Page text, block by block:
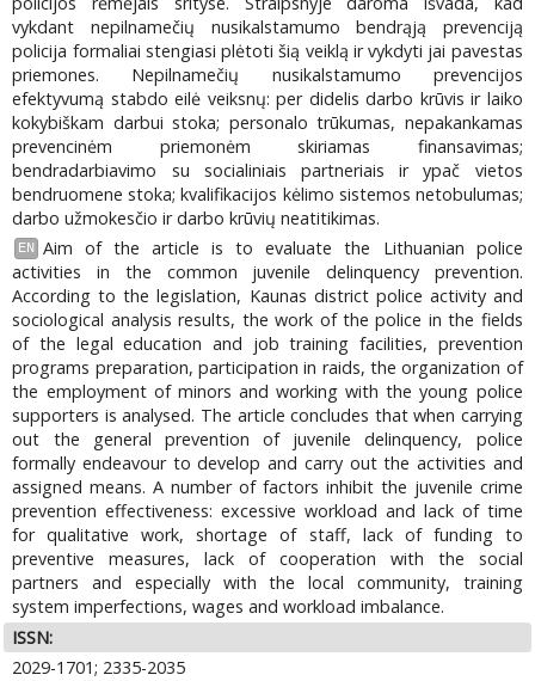
vykdant nepilnamečių nusikalstamumo bendrąją prevenciją
policija formaliai stengiasi plėtoti šią veiklą ir vykdyti jai pavestas
priemones. Nepilnamečių nusikalstamumo prevencijos
efektyvumą stabdo eilė veiksnų: per didelis darbo krūvis ir laiko
kokybiškam darbui stoka; personalo trūkumas, nepakankamas
prevencinėm priemonėm skiriamas finansavimas;
bendradarbiavimo su socialiniais partneriais ir ypač vietos
bendruomene stoka; kvalifikacijos kėlimo sistemos netobulumas;
darbo užmokesčio ir darbo krūvių neatitikimas.
EN
Aim of the article is to evaluate the Lithuanian police
activities in the common juvenile delinquency prevention.
According to the legislation, Kaunas district police activity and
sociological analysis results, the work of the police in the fields
of the legal education and job training facilities, prevention
programs preparation, participation in raids, the organization of
the employment of minors and working with the young police
supporters is analysed. The article concludes that when carrying
out the general prevention of juvenile delinquency, police
formally endeavour to develop and carry out the activities and
assigned means. A number of factors inhibit the juvenile crime
prevention effectiveness: excessive workload and lack of time
for qualitative work, shortage of staff, lack of funding to
preventive measures, lack of cooperation with the social
partners and especially with the local community, training
system imperfections, wages and workload imbalance.
ISSN:
2029-1701; 2335-2035